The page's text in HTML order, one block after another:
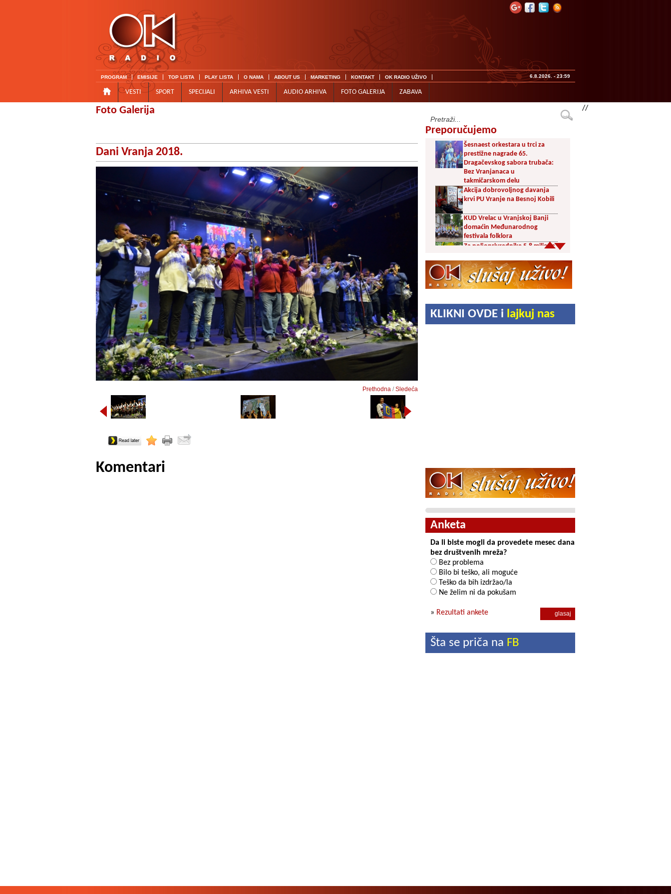
PROGRAM EMISIJE TOP LISTA PLAY LISTA O NAMA ABOUT US MARKETING KONTAKT OK RADIO UŽIVO 6.8.2026. - 23:59
VESTI SPORT SPECIJALI ARHIVA VESTI AUDIO ARHIVA FOTO GALERIJA ZABAVA
Foto Galerija
Dani Vranja 2018.
Prethodna /Sledeća
Komentari
Preporučujemo
Šesnaest orkestara u trci za
prestižne nagrade 65.
Dragačevskog sabora trubača:
Bez Vranjanaca u
takmičarskom delu
Akcija dobrovoljnog davanja
krvi PU Vranje na Besnoj Kobili
KUD Vrelac u Vranjskoj Banji
domaćin Međunarodnog
festivala folklora
Za poljoprivrednike 5,8 miliona
Svetska nedelja dojenja –
Dojenje najbolji početak
Akcija dobrovoljnog davanja
krvi u četvrtak u Vranju
KLIKNI OVDE i lajkuj nas
Anketa
Da li biste mogli da provedete mesec dana
bez društvenih mreža?
Bez problema
Bilo bi teško, ali moguće
Teško da bih izdržao/la
Ne želim ni da pokušam
» Rezultati ankete
Šta se priča na FB
//